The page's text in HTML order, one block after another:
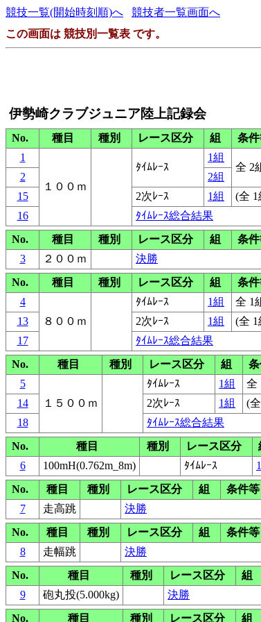
競技一覧(開始時刻順)へ
競技者一覧画面へ
この画面は 競技別一覧表 です。
伊勢崎クラブジュニア陸上記録会
No. 種目 種別 レース区分 組 条
1
１００ｍ
ﾀｲﾑﾚｰｽ
1組
全 2
2
2組
15
2次ﾚｰｽ 1組 (全 1
16
ﾀｲﾑﾚｰｽ総合結果
No.
種目 種別 レース区分 組 条
3
２００ｍ 決勝
No.
種目 種別 レース区分 組 条
4
８００ｍ
ﾀｲﾑﾚｰｽ 1組 全 1
13
2次ﾚｰｽ 1組 (全 1
17
ﾀｲﾑﾚｰｽ総合結果
No.
種目 種別 レース区分 組
5
１５００ｍ
ﾀｲﾑﾚｰｽ 1組 全
14
2次ﾚｰｽ 1組 (
18
ﾀｲﾑﾚｰｽ総合結果
No.
種目 種別 レース区分
6
100mH(0.762m_8m) ﾀｲﾑﾚｰｽ
No.
種目 種別 レース区分 組 条件等
7
走高跳 決勝
No.
種目 種別 レース区分 組 条件等
8
走幅跳 決勝
No.
種目 種別 レース区分 組
9
砲丸投(5.000kg) 決勝
No.
種目 種別 レース区分 組